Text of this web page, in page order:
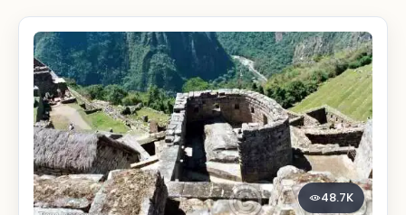
48.7K